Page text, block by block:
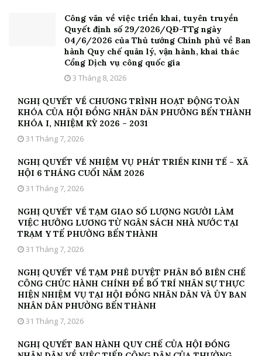
Công văn về việc triển khai, tuyên truyền
Quyết định số 29/2026/QĐ-TTg ngày
04/6/2026 của Thủ tướng Chính phủ về Ban
hành Quy chế quản lý, vận hành, khai thác
Cổng Dịch vụ công quốc gia
3 Tháng 8, 2026
NGHỊ QUYẾT VỀ CHƯƠNG TRÌNH HOẠT ĐỘNG TOÀN
KHÓA CỦA HỘI ĐỒNG NHÂN DÂN PHƯỜNG BẾN THÀNH
KHÓA I, NHIỆM KỲ 2026 – 2031
31 Tháng 7, 2026
NGHỊ QUYẾT VỀ NHIỆM VỤ PHÁT TRIỂN KINH TẾ – XÃ
HỘI 6 THÁNG CUỐI NĂM 2026
31 Tháng 7, 2026
NGHỊ QUYẾT VỀ TẠM GIAO SỐ LƯỢNG NGƯỜI LÀM
VIỆC HƯỞNG LƯƠNG TỪ NGÂN SÁCH NHÀ NƯỚC TẠI
TRẠM Y TẾ PHƯỜNG BẾN THÀNH
31 Tháng 7, 2026
NGHỊ QUYẾT VỀ TẠM PHÊ DUYỆT PHÂN BỔ BIÊN CHẾ
CÔNG CHỨC HÀNH CHÍNH ĐỂ BỐ TRÍ NHÂN SỰ THỰC
HIỆN NHIỆM VỤ TẠI HỘI ĐỒNG NHÂN DÂN VÀ ỦY BAN
NHÂN DÂN PHƯỜNG BẾN THÀNH
31 Tháng 7, 2026
NGHỊ QUYẾT BAN HÀNH QUY CHẾ CỦA HỘI ĐỒNG